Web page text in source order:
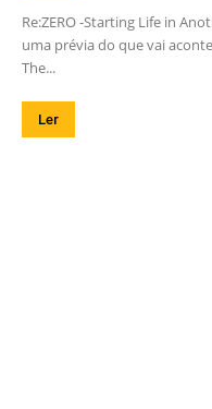
Re:ZERO -Starting Life in
uma prévia do que vai
The...
Ler